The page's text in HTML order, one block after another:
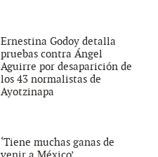
Ernestina Godoy detalla
pruebas contra Ángel
Aguirre por desaparición de
los 43 normalistas de
Ayotzinapa
‘Tiene muchas ganas de